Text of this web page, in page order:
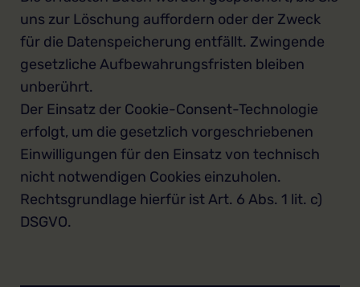
uns zur Löschung auffordern oder der Zweck
für die Datenspeicherung entfällt. Zwingende
gesetzliche Aufbewahrungsfristen bleiben
unberührt.
Der Einsatz der Cookie-Consent-Technologie
erfolgt, um die gesetzlich vorgeschriebenen
Einwilligungen für den Einsatz von technisch
nicht notwendigen Cookies einzuholen.
Rechtsgrundlage hierfür ist Art. 6 Abs. 1 lit. c)
DSGVO.